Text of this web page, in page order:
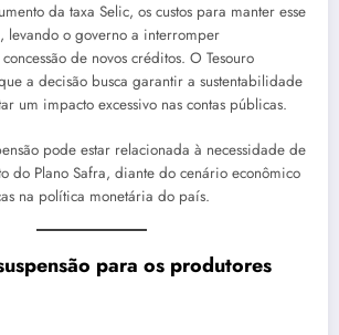
da taxa Selic, os custos para manter esse
levando o governo a interromper
de novos créditos. O Tesouro
a decisão busca garantir a sustentabilidade
um impacto excessivo nas contas públicas.
pode estar relacionada à necessidade de
do Plano Safra, diante do cenário econômico
na política monetária do país.
para os produtores